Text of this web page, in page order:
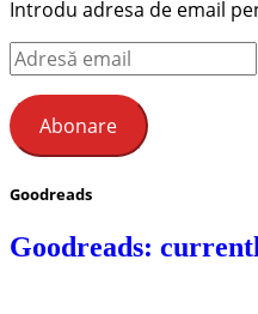
Introdu adresa de email
Adresă
email
Abonare
Goodreads
Goodreads: